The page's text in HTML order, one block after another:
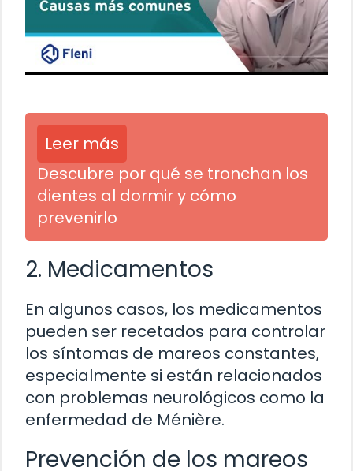
Leer más
Descubre por qué se tronchan los
dientes al dormir y cómo
prevenirlo
2. Medicamentos
En algunos casos, los medicamentos
pueden ser recetados para controlar
los síntomas de mareos constantes,
especialmente si están relacionados
con problemas neurológicos como la
enfermedad de Ménière.
Prevención de los mareos